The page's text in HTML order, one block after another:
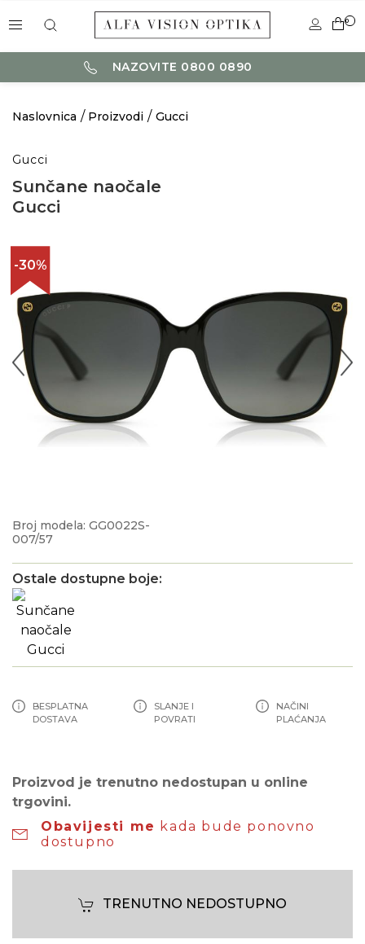
0
NAZOVITE 0800 0890
Naslovnica Proizvodi Gucci
Gucci
Sunčane naočale
Gucci
-30%
Broj modela: GG0022S-
007/57
Ostale dostupne boje:
BESPLATNA
DOSTAVA
SLANJE I
POVRATI
NAČINI
PLAĆANJA
Proizvod je trenutno nedostupan u online
trgovini.
Obavijesti me kada bude ponovno
dostupno
TRENUTNO NEDOSTUPNO